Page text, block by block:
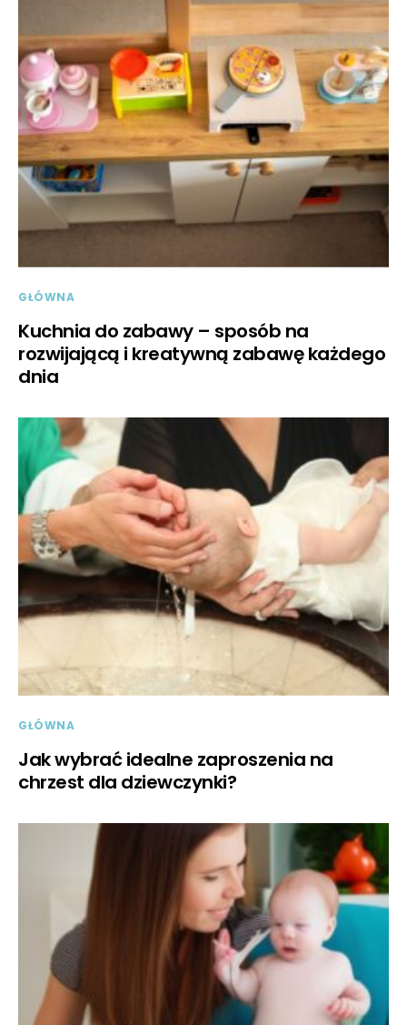
GŁÓWNA
Kuchnia do zabawy – sposób na
rozwijającą i kreatywną zabawę każdego
dnia
GŁÓWNA
Jak wybrać idealne zaproszenia na
chrzest dla dziewczynki?